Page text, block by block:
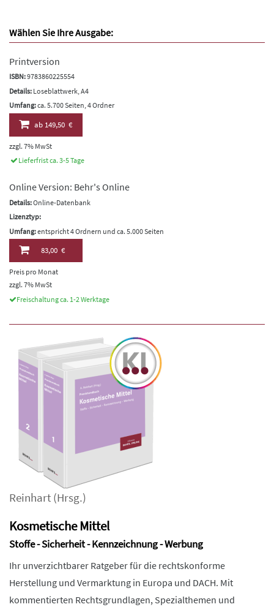
Wählen Sie Ihre Ausgabe:
Printversion
ISBN:9783860225554
Details: Loseblattwerk, A4
Umfang:ca. 5.700 Seiten, 4 Ordner
ab149,50 €
zzgl. 7% MwSt
Lieferfrist ca. 3-5 Tage
Online Version: Behr's Online
Details:Online-Datenbank
Lizenztyp:
Umfang:entspricht 4 Ordnern und ca. 5.000 Seiten
83,00 €
Preis pro Monat
zzgl. 7% MwSt
Freischaltung ca. 1-2 Werktage
Reinhart (Hrsg.)
Kosmetische Mittel
Stoffe - Sicherheit - Kennzeichnung - Werbung
Ihr unverzichtbarer Ratgeber für die rechtskonforme
Herstellung und Vermarktung in Europa und DACH. Mit
kommentierten Rechtsgrundlagen, Spezialthemen und